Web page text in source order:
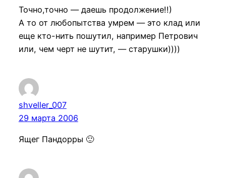
Точно,точно — даешь продолжение!!)
А то от любопытства умрем — это клад или
еще кто-нить пошутил, например Петрович
или, чем черт не шутит, — старушки))))
shveller_007
29 марта 2006
Ящег Пандорры 🙂